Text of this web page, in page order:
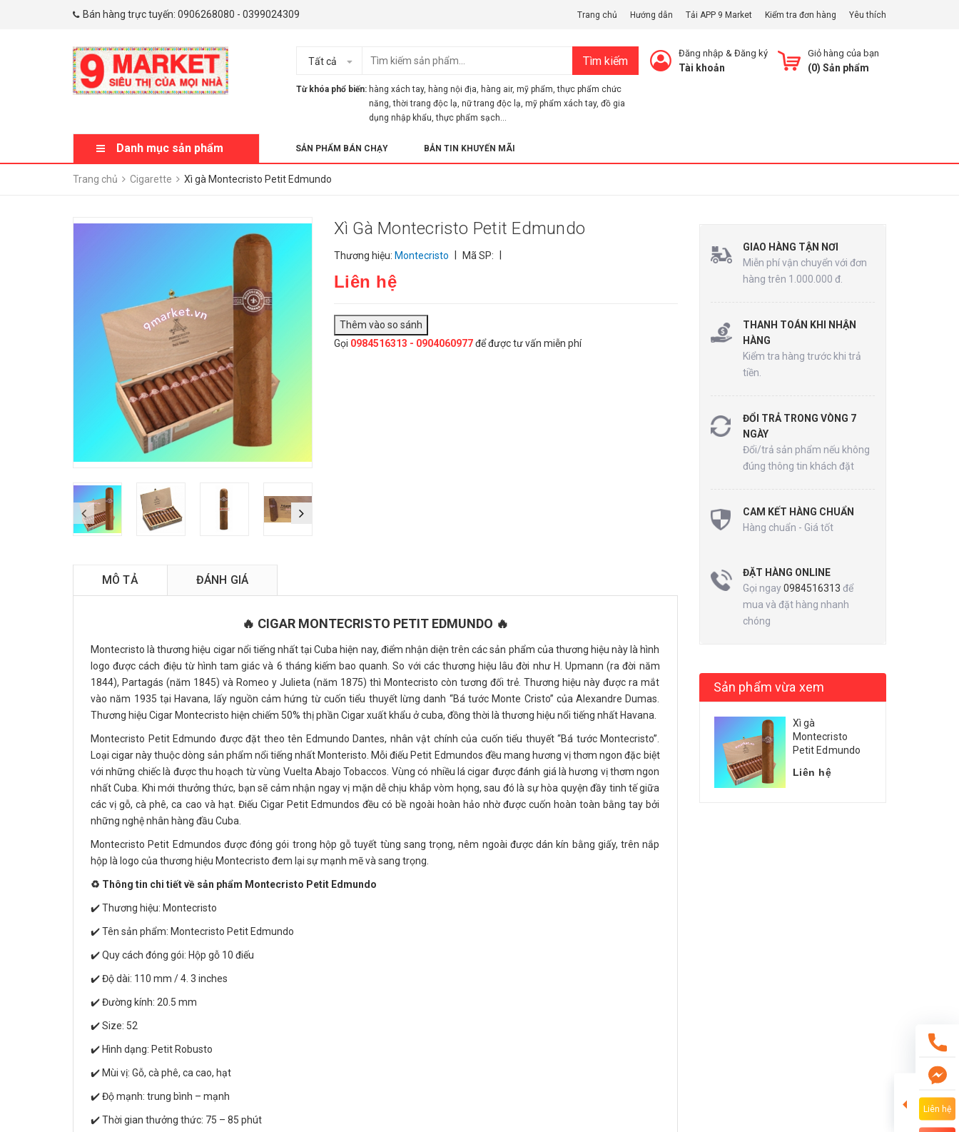
Bán hàng trực tuyến: 0906268080 - 0399024309 Trang chủ Hướng dẫn Tải APP 9 Market Kiểm tra đơn hàng Yêu thích
Tất cả Tìm kiếm
Từ khóa phổ biến: hàng xách tay, hàng nội địa, hàng air, mỹ phẩm,thực phẩm chức
năng,thời trang độc lạ, nữ trang độc lạ, mỹ phẩm xách tay, đồ gia
dụng nhập khẩu,thực phẩm sạch...
Giỏ hàng của bạn
(0) Sản phẩm
Đăng nhập & Đăng ký
Tài khoản
Danh mục sản phẩm SẢN PHẨM BÁN CHẠY BẢN TIN KHUYẾN MÃI
Trang chủ Cigarette Xì gà Montecristo Petit Edmundo
Xì Gà Montecristo Petit Edmundo
Thương hiệu: Montecristo Mã SP:
Liên hệ
Gọi 0984516313 - 0904060977để được tư vấn miễn phí
MÔ TẢ ĐÁNH GIÁ
🔥 CIGAR MONTECRISTO PETIT EDMUNDO 🔥
Montecristo là thương hiệu cigar nổi tiếng nhất tại Cuba hiện nay, điểm nhận diện trên các sản phẩm của thương hiệu này là hình
logo được cách điệu từ hình tam giác và 6 tháng kiếm bao quanh. So với các thương hiệu lâu đời như H. Upmann (ra đời năm
1844), Partagás (năm 1845) và Romeo y Julieta (năm 1875) thì Montecristo còn tương đối trẻ. Thương hiệu này được ra mắt
vào năm 1935 tại Havana, lấy nguồn cảm hứng từ cuốn tiểu thuyết lừng danh “Bá tước Monte Cristo” của Alexandre Dumas.
Thương hiệu Cigar Montecristo hiện chiếm 50% thị phần Cigar xuất khẩu ở cuba, đồng thời là thương hiệu nổi tiếng nhất Havana.
Montecristo Petit Edmundo được đặt theo tên Edmundo Dantes, nhân vật chính của cuốn tiểu thuyết “Bá tước Montecristo”.
Loại cigar này thuộc dòng sản phẩm nổi tiếng nhất Monteristo. Mỗi điếu Petit Edmundos đều mang hương vị thơm ngon đặc biệt
với những chiếc là được thu hoạch từ vùng Vuelta Abajo Tobaccos. Vùng có nhiều lá cigar được đánh giá là hương vị thơm ngon
nhất Cuba. Khi mới thưởng thức, bạn sẽ cảm nhận ngay vị mặn dễ chịu khắp vòm họng, sau đó là sự hòa quyện đầy tinh tế giữa
các vị gỗ, cà phê, ca cao và hạt. Điếu Cigar Petit Edmundos đều có bề ngoài hoàn hảo nhờ được cuốn hoàn toàn bằng tay bởi
những nghệ nhân hàng đầu Cuba.
Montecristo Petit Edmundos được đóng gói trong hộp gỗ tuyết tùng sang trọng, nêm ngoài được dán kín bằng giấy, trên nắp
hộp là logo của thương hiệu Montecristo đem lại sự mạnh mẽ và sang trọng.
♻️ Thông tin chi tiết về sản phẩm Montecristo Petit Edmundo
✔️ Thương hiệu: Montecristo
✔️ Tên sản phẩm: Montecristo Petit Edmundo
✔️ Quy cách đóng gói: Hộp gỗ 10 điếu
✔️ Độ dài: 110 mm / 4. 3 inches
✔️ Đường kính: 20.5 mm
✔️ Size: 52
✔️ Hình dạng: Petit Robusto
✔️ Mùi vị: Gỗ, cà phê, ca cao, hạt
✔️ Độ mạnh: trung bình – mạnh
✔️ Thời gian thưởng thức: 75 – 85 phút
GIAO HÀNG TẬN NƠI
Miễn phí vận chuyển với đơn
hàng trên 1.000.000 đ.
THANH TOÁN KHI NHẬN
HÀNG
Kiểm tra hàng trước khi trả
tiền.
ĐỔI TRẢ TRONG VÒNG 7
NGÀY
Đổi/trả sản phẩm nếu không
đúng thông tin khách đặt
CAM KẾT HÀNG CHUẨN
Hàng chuẩn - Giá tốt
ĐẶT HÀNG ONLINE
Gọi ngay0984516313 để
mua và đặt hàng nhanh
chóng
Sản phẩm vừa xem
Xì gà
Montecristo
Petit Edmundo
Liên hệ
Liên hệ
Xì gà Montecristo Petit Edmundo
0₫